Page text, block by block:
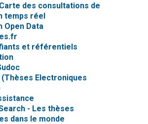
des consultations de
temps réel
Open Data
et référentiels
(Thèses Electroniques
- Les thèses
dans le monde